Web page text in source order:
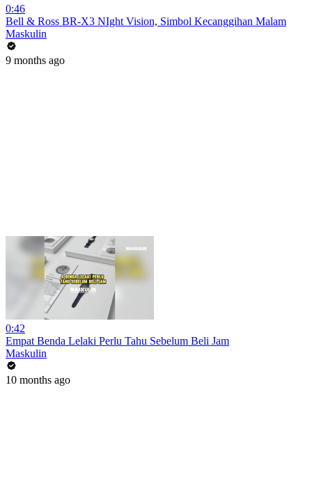
0:46
Bell & Ross BR-X3 NIght Vision, Simbol Kecanggihan Malam
Maskulin
9 months ago
0:42
Empat Benda Lelaki Perlu Tahu Sebelum Beli Jam
Maskulin
10 months ago